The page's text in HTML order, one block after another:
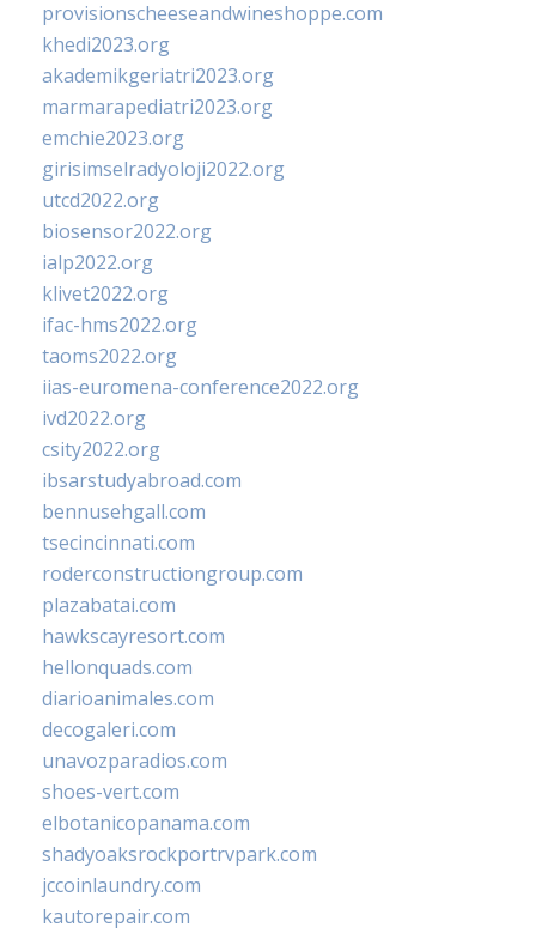
provisionscheeseandwineshoppe.com
khedi2023.org
akademikgeriatri2023.org
marmarapediatri2023.org
emchie2023.org
girisimselradyoloji2022.org
utcd2022.org
biosensor2022.org
ialp2022.org
klivet2022.org
ifac-hms2022.org
taoms2022.org
iias-euromena-conference2022.org
ivd2022.org
csity2022.org
ibsarstudyabroad.com
bennusehgall.com
tsecincinnati.com
roderconstructiongroup.com
plazabatai.com
hawkscayresort.com
hellonquads.com
diarioanimales.com
decogaleri.com
unavozparadios.com
shoes-vert.com
elbotanicopanama.com
shadyoaksrockportrvpark.com
jccoinlaundry.com
kautorepair.com